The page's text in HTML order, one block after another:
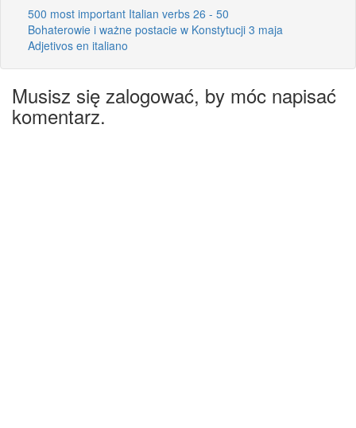
500 most important Italian verbs 26 - 50
Bohaterowie i ważne postacie w Konstytucji 3 maja
Adjetivos en italiano
Musisz się zalogować, by móc napisać
komentarz.